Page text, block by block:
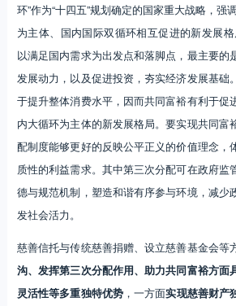
环”作为“十四五”规划确定的国家重大战略，强
为主体、国内国际双循环相互促进的新发展
以满足国内需求为出发点和落脚点，最主要的
发展动力，以及促进投资，夯实经济发展基础
于提升整体消费水平，因而共同富裕有利于促
内大循环为主体的新发展格局。要实现共同富
配制度能够更好的反映公平正义的价值理念，
质性的利益需求。其中第三次分配可在政府监
德与规范机制，塑造和谐有序参与环境，减少
发社会活力。
慈善信托与传统慈善捐赠、设立慈善基金会等
沟、发挥第三次分配作用、助力共同富裕方面
灵活性等多重独特优势，一方面实现慈善财产